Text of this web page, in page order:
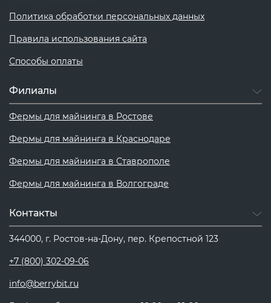
Политика обработки персональных данных
Правила использования сайта
Способы оплаты
Филиалы
Фермы для майнинга в Ростове
Фермы для майнинга в Краснодаре
Фермы для майнинга в Ставрополе
Фермы для майнинга в Волгограде
Контакты
344000, г. Ростов-на-Дону, пер. Крепостной 123
+7 (800) 302-09-06
info@berrybit.ru